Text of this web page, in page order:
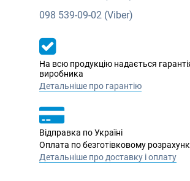
098 539-09-02 (Viber)
На всю продукцію надається
виробника
Детальніше про гарантію
Відправка по Україні
Оплата по безготівковому
Детальніше про доставку і оплату